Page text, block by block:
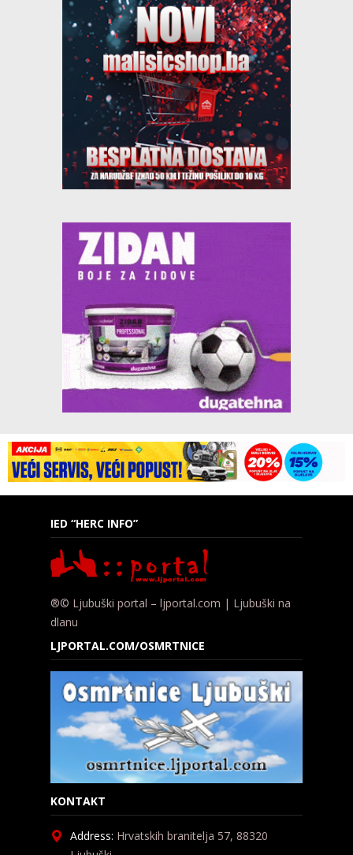
IED “HERC INFO”
®© Ljubuški portal – ljportal.com | Ljubuški na
dlanu
LJPORTAL.COM/OSMRTNICE
KONTAKT
Address: Hrvatskih branitelja 57, 88320